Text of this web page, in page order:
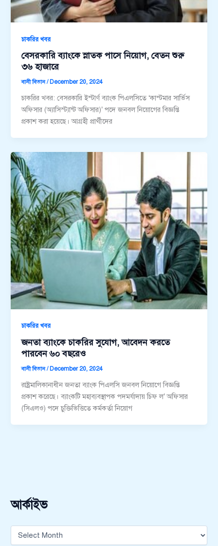
চাকরির খবর
বেসরকারি ব্যাংকে স্নাতক পাসে নিয়োগ, বেতন শুরু
৩৬ হাজারে
বানী বিতান/ December 20, 2024
চাকরির খবর: বেসরকারি ইস্টার্ণ ব্যাংক পিএলসিতে ‘কাস্টমার সার্ভিস
অফিসার (অ্যাসিস্ট্যান্ট অফিসার)’ পদে জনবল নিয়োগের বিজ্ঞপ্তি
প্রকাশ করা হয়েছে। আগ্রহী প্রার্থীদের
চাকরির খবর
জনতা ব্যাংকে চাকরির সুযোগ, আবেদন করতে
পারবেন ৬০ বছরেও
বানী বিতান/ December 20, 2024
রাষ্ট্রমালিকানাধীন জনতা ব্যাংক পিএলসি জনবল নিয়োগে বিজ্ঞপ্তি
প্রকাশ করেছে। ব্যাংকটি মহাব্যবস্থাপক পদমর্যাদায় চিফ ল’ অফিসার
(সিএলও) পদে চুক্তিভিত্তিতে কর্মকর্তা নিয়োগ
আর্কাইভ